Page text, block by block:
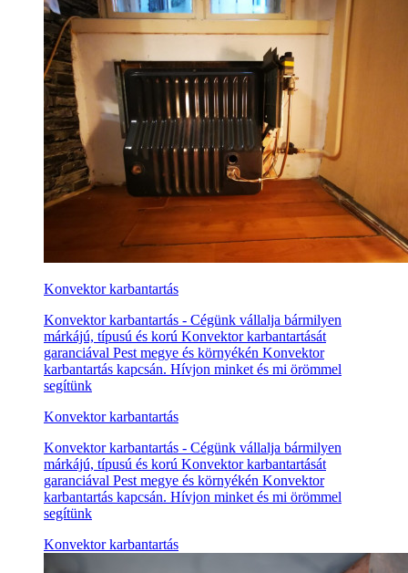
Konvektor karbantartás
Konvektor karbantartás - Cégünk vállalja bármilyen
márkájú, típusú és korú Konvektor karbantartását
garanciával Pest megye és környékén Konvektor
karbantartás kapcsán. Hívjon minket és mi örömmel
segítünk
Konvektor karbantartás
Konvektor karbantartás - Cégünk vállalja bármilyen
márkájú, típusú és korú Konvektor karbantartását
garanciával Pest megye és környékén Konvektor
karbantartás kapcsán. Hívjon minket és mi örömmel
segítünk
Konvektor karbantartás